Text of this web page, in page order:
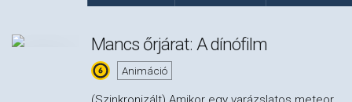
Mancs őrjárat: A dínófilm
Animáció